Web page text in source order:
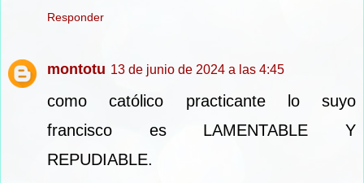
Responder
montotu 13 de junio de 2024 a las 4:45
como católico practicante lo suyo
francisco es LAMENTABLE Y
REPUDIABLE.